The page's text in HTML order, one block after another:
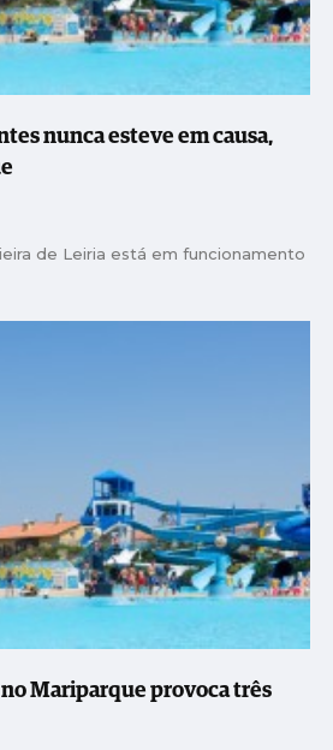
nunca esteve em causa,
de Leiria está em funcionamento
Mariparque provoca três